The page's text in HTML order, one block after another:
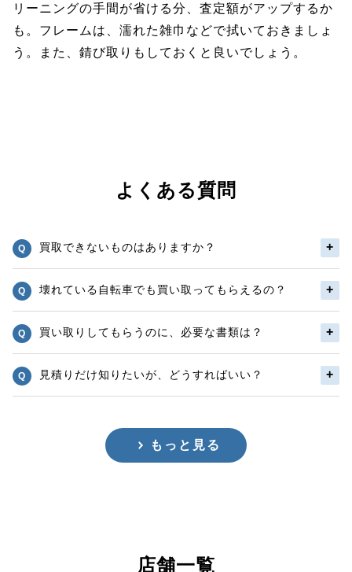
リーニングの手間が省ける分、査定額がアップするか
も。フレームは、濡れた雑巾などで拭いておきましょ
う。また、錆び取りもしておくと良いでしょう。
よくある質問
買取できないものはありますか？
壊れている自転車でも買い取ってもらえるの？
買い取りしてもらうのに、必要な書類は？
見積りだけ知りたいが、どうすればいい？
もっと見る
店舗一覧